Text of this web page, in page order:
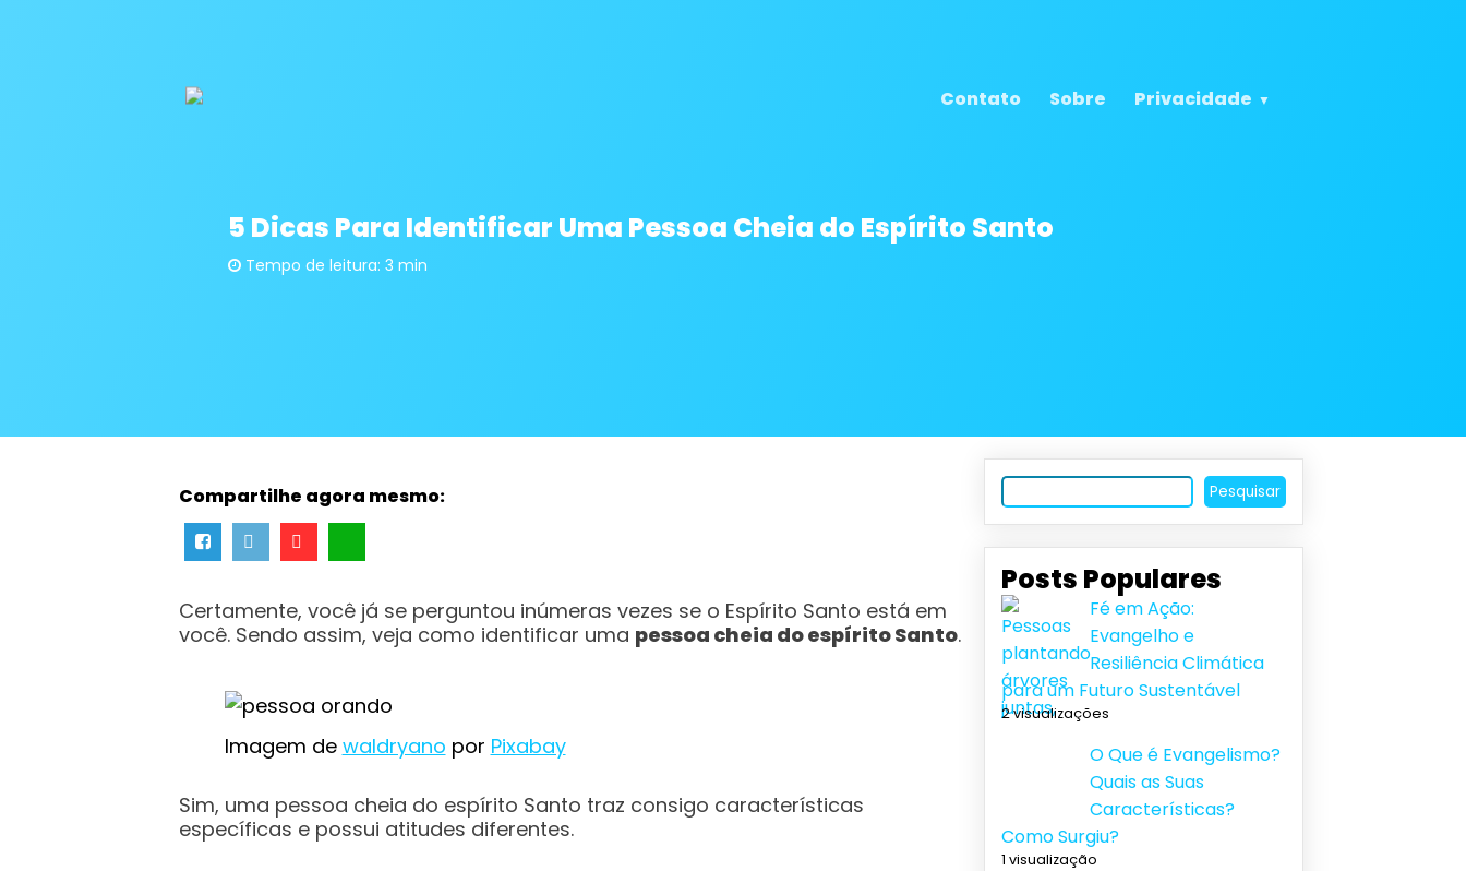
Contato Sobre Privacidade
5 Dicas Para Identificar Uma Pessoa Cheia do Espírito Santo
Tempo de leitura: 3 min
Compartilhe agora mesmo:
Certamente, você já se perguntou inúmeras vezes se o Espírito Santo está em
você. Sendo assim, veja como identificar uma pessoa cheia do espírito Santo.
Imagem de waldryano por Pixabay
Sim, uma pessoa cheia do espírito Santo traz consigo características
específicas e possui atitudes diferentes.
Pesquisar
Posts Populares
Fé em Ação:
Evangelho e
Resiliência Climática
para um Futuro Sustentável
2 visualizações
O Que é Evangelismo?
Quais as Suas
Características?
Como Surgiu?
1 visualização